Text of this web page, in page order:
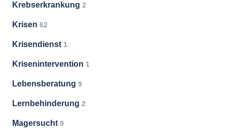
Krebserkrankung 2
Krisen 62
Krisendienst 1
Krisenintervention 1
Lebensberatung 9
Lernbehinderung 2
Magersucht 9